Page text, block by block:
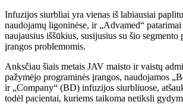
Infuzijos siurbliai yra vienas iš labiausiai
naudojamų ligoninėse, ir „Advamed“ patarimai
naujausius iššūkius, susijusius su šio segmento
įrangos problemomis.
Anksčiau šiais metais JAV maisto ir vaistų
pažymėjo programinės įrangos, naudojamos
ir „Company“ (BD) infuzijos siurbliuose,
todėl pacientai, kuriems taikoma netiksli